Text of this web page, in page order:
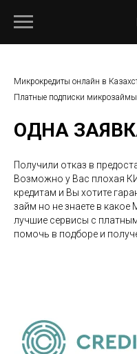
Микрокредиты онлайн в
Платные подписки
ОДНА
Получили отказ в
Возможно у Вас плохая
кредитам и Вы хотите
займ но не знаете в
лучшие сервисы с
помочь в подборе и